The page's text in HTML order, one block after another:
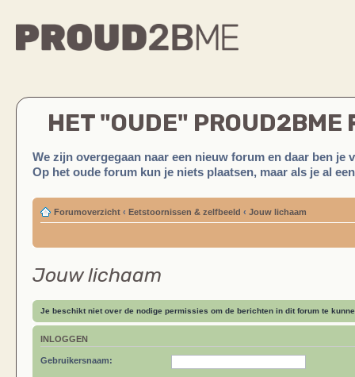
HET "OUDE" PROUD2BME
We zijn overgegaan naar een nieuw forum en daar ben je
Op het oude forum kun je niets plaatsen, maar als je al
Forumoverzicht ‹ Eetstoornissen & zelfbeeld ‹ Jouw lichaam
Jouw lichaam
Je beschikt niet over de nodige permissies om de berichten in dit forum te
INLOGGEN
Gebruikersnaam: